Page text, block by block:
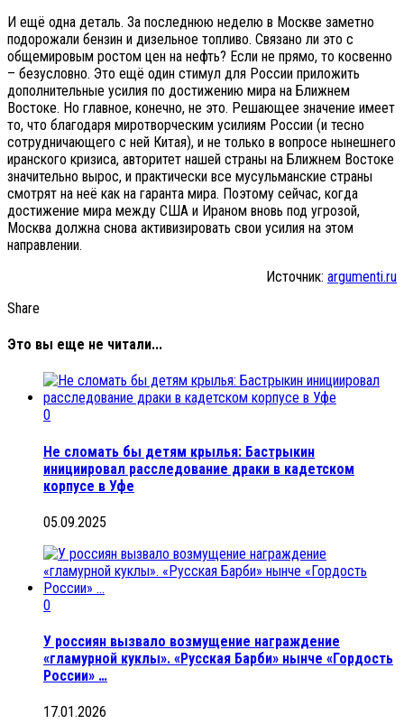
И ещё одна деталь. За последнюю неделю в Москве заметно
подорожали бензин и дизельное топливо. Связано ли это с
общемировым ростом цен на нефть? Если не прямо, то косвенно
– безусловно. Это ещё один стимул для России приложить
дополнительные усилия по достижению мира на Ближнем
Востоке. Но главное, конечно, не это. Решающее значение имеет
то, что благодаря миротворческим усилиям России (и тесно
сотрудничающего с ней Китая), и не только в вопросе нынешнего
иранского кризиса, авторитет нашей страны на Ближнем Востоке
значительно вырос, и практически все мусульманские страны
смотрят на неё как на гаранта мира. Поэтому сейчас, когда
достижение мира между США и Ираном вновь под угрозой,
Москва должна снова активизировать свои усилия на этом
направлении.
Источник: argumenti.ru
Share
Это вы еще не читали...
0
Не сломать бы детям крылья: Бастрыкин
инициировал расследование драки в кадетском
корпусе в Уфе
05.09.2025
0
У россиян вызвало возмущение награждение
«гламурной куклы». «Русская Барби» нынче «Гордость
России» …
17.01.2026